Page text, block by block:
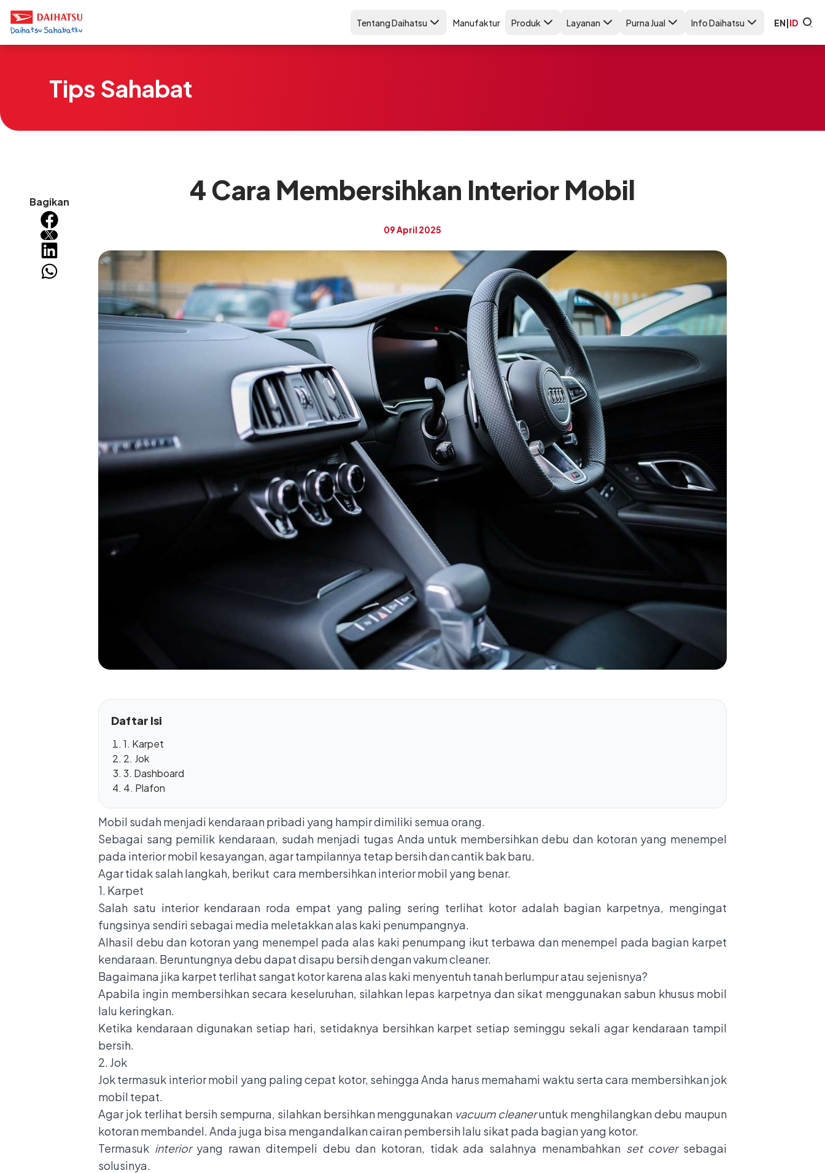
Tentang Daihatsu Manufaktur Produk Layanan Purna Jual Info Daihatsu EN|ID
Tips Sahabat
Bagikan 4 Cara Membersihkan Interior Mobil
09 April 2025
Daftar Isi
1. Karpet
2. Jok
3. Dashboard
4. Plafon
Mobil sudah menjadi kendaraan pribadi yang hampir dimiliki semua orang.
Sebagai sang pemilik kendaraan, sudah menjadi tugas Anda untuk membersihkan debu dan kotoran yang menempel
pada interior mobil kesayangan, agar tampilannya tetap bersih dan cantik bak baru.
Agar tidak salah langkah, berikut cara membersihkan interior mobil yang benar.
1. Karpet
Salah satu interior kendaraan roda empat yang paling sering terlihat kotor adalah bagian karpetnya, mengingat
fungsinya sendiri sebagai media meletakkan alas kaki penumpangnya.
Alhasil debu dan kotoran yang menempel pada alas kaki penumpang ikut terbawa dan menempel pada bagian karpet
kendaraan. Beruntungnya debu dapat disapu bersih dengan vakum cleaner.
Bagaimana jika karpet terlihat sangat kotor karena alas kaki menyentuh tanah berlumpur atau sejenisnya?
Apabila ingin membersihkan secara keseluruhan, silahkan lepas karpetnya dan sikat menggunakan sabun khusus mobil
lalu keringkan.
Ketika kendaraan digunakan setiap hari, setidaknya bersihkan karpet setiap seminggu sekali agar kendaraan tampil
bersih.
2. Jok
Jok termasuk interior mobil yang paling cepat kotor, sehingga Anda harus memahami waktu sertacara membersihkan jok
mobil tepat.
Agar jok terlihat bersih sempurna, silahkan bersihkan menggunakan vacuum cleaneruntuk menghilangkan debu maupun
kotoran membandel. Anda juga bisa mengandalkan cairan pembersih lalu sikat pada bagian yang kotor.
Termasuk interioryang rawan ditempeli debu dan kotoran, tidak ada salahnya menambahkan set coversebagai
solusinya.